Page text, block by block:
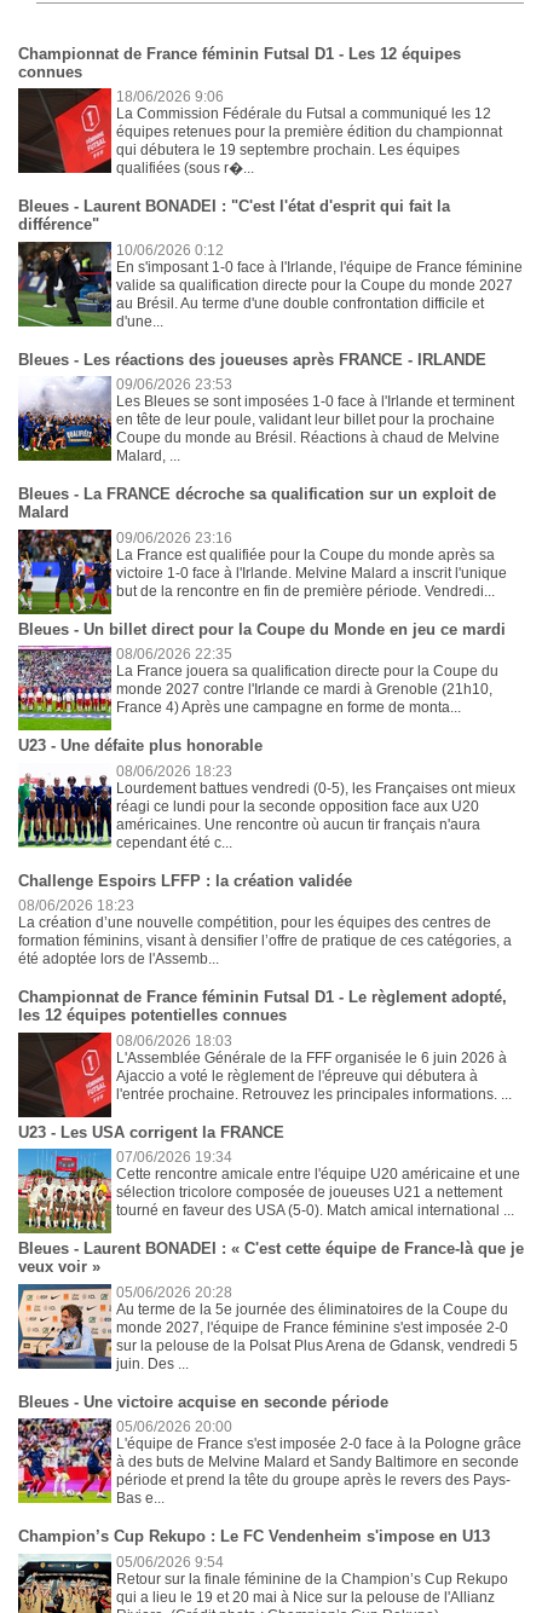
Championnat de France féminin Futsal D1 - Les 12 équipes
connues
18/06/2026 9:06
La Commission Fédérale du Futsal a communiqué les 12
équipes retenues pour la première édition du championnat
qui débutera le 19 septembre prochain. Les équipes
qualifiées (sous r�...
Bleues - Laurent BONADEI : "C'est l'état d'esprit qui fait la
différence"
10/06/2026 0:12
En s'imposant 1-0 face à l'Irlande, l'équipe de France féminine
valide sa qualification directe pour la Coupe du monde 2027
au Brésil. Au terme d'une double confrontation difficile et
d'une...
Bleues - Les réactions des joueuses après FRANCE - IRLANDE
09/06/2026 23:53
Les Bleues se sont imposées 1-0 face à l'Irlande et terminent
en tête de leur poule, validant leur billet pour la prochaine
Coupe du monde au Brésil. Réactions à chaud de Melvine
Malard, ...
Bleues - La FRANCE décroche sa qualification sur un exploit de
Malard
09/06/2026 23:16
La France est qualifiée pour la Coupe du monde après sa
victoire 1-0 face à l'Irlande. Melvine Malard a inscrit l'unique
but de la rencontre en fin de première période. Vendredi...
Bleues - Un billet direct pour la Coupe du Monde en jeu ce mardi
08/06/2026 22:35
La France jouera sa qualification directe pour la Coupe du
monde 2027 contre l'Irlande ce mardi à Grenoble (21h10,
France 4) Après une campagne en forme de monta...
U23 - Une défaite plus honorable
08/06/2026 18:23
Lourdement battues vendredi (0-5), les Françaises ont mieux
réagi ce lundi pour la seconde opposition face aux U20
américaines. Une rencontre où aucun tir français n'aura
cependant été c...
Challenge Espoirs LFFP : la création validée
08/06/2026 18:23
La création d’une nouvelle compétition, pour les équipes des centres de
formation féminins, visant à densifier l’offre de pratique de ces catégories, a
été adoptée lors de l'Assemb...
Championnat de France féminin Futsal D1 - Le règlement adopté,
les 12 équipes potentielles connues
08/06/2026 18:03
L'Assemblée Générale de la FFF organisée le 6 juin 2026 à
Ajaccio a voté le règlement de l'épreuve qui débutera à
l'entrée prochaine. Retrouvez les principales informations. ...
U23 - Les USA corrigent la FRANCE
07/06/2026 19:34
Cette rencontre amicale entre l'équipe U20 américaine et une
sélection tricolore composée de joueuses U21 a nettement
tourné en faveur des USA (5-0). Match amical international ...
Bleues - Laurent BONADEI : « C'est cette équipe de France-là que je
veux voir »
05/06/2026 20:28
Au terme de la 5e journée des éliminatoires de la Coupe du
monde 2027, l'équipe de France féminine s'est imposée 2-0
sur la pelouse de la Polsat Plus Arena de Gdansk, vendredi 5
juin. Des ...
Bleues - Une victoire acquise en seconde période
05/06/2026 20:00
L'équipe de France s'est imposée 2-0 face à la Pologne grâce
à des buts de Melvine Malard et Sandy Baltimore en seconde
période et prend la tête du groupe après le revers des Pays-
Bas e...
Champion’s Cup Rekupo : Le FC Vendenheim s'impose en U13
05/06/2026 9:54
Retour sur la finale féminine de la Champion’s Cup Rekupo
qui a lieu le 19 et 20 mai à Nice sur la pelouse de l'Allianz